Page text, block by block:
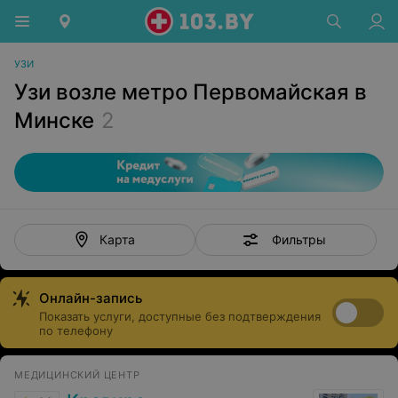
УЗИ
Узи возле метро Первомайская в
Минске 2
Карта Фильтры
Онлайн-запись
Показать услуги, доступные без подтверждения
по телефону
МЕДИЦИНСКИЙ ЦЕНТР